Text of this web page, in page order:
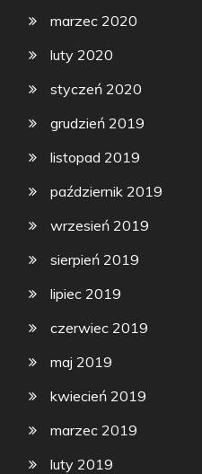
marzec 2020
luty 2020
styczeń 2020
grudzień 2019
listopad 2019
październik 2019
wrzesień 2019
sierpień 2019
lipiec 2019
czerwiec 2019
maj 2019
kwiecień 2019
marzec 2019
luty 2019